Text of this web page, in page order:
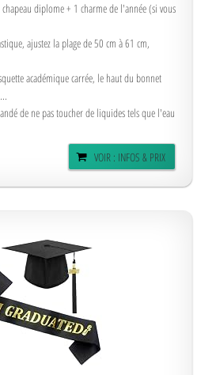
diplome + 1 charme de l'année (si vous
ajustez la plage de 50 cm à 61 cm,
académique carrée, le haut du bonnet
de ne pas toucher de liquides tels que l'eau
VOIR : INFOS & PRIX